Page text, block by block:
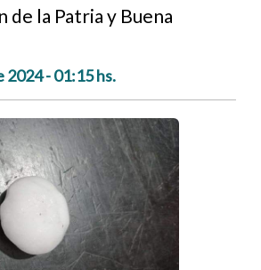
de la Patria y Buena
2024 - 01:15 hs.